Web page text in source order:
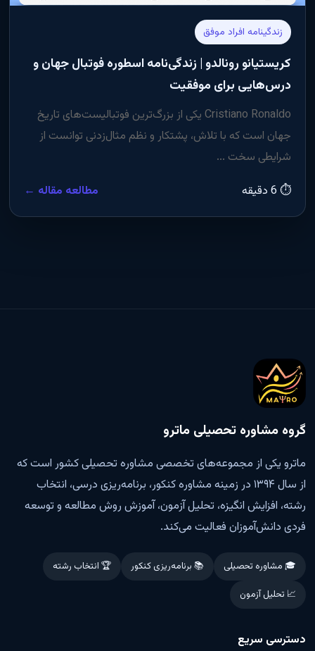
زندگینامه افراد موفق
کریستیانو رونالدو | زندگی‌نامه اسطوره فوتبال جهان و
درس‌هایی برای موفقیت
Cristiano Ronaldo یکی از بزرگ‌ترین فوتبالیست‌های تاریخ
جهان است که با تلاش، پشتکار و نظم مثال‌زدنی توانست از
شرایطی سخت ...
⏱ 6 دقیقه
مطالعه مقاله ←
گروه مشاوره تحصیلی ماترو
ماترو یکی از مجموعه‌های تخصصی مشاوره تحصیلی کشور است که
از سال ۱۳۹۴ در زمینه مشاوره کنکور، برنامه‌ریزی درسی، انتخاب
رشته، افزایش انگیزه، تحلیل آزمون، آموزش روش مطالعه و توسعه
فردی دانش‌آموزان فعالیت می‌کند.
🎓 مشاوره تحصیلی 📚 برنامه‌ریزی کنکور
🏆 انتخاب رشته
📈 تحلیل آزمون
دسترسی سریع